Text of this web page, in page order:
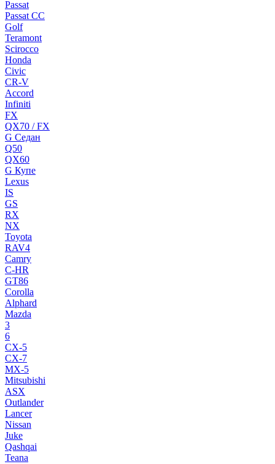
Passat
Passat CC
Golf
Teramont
Scirocco
Honda
Civic
CR-V
Accord
Infiniti
FX
QX70 / FX
G Cедан
Q50
QX60
G Купе
Lexus
IS
GS
RX
NX
Toyota
RAV4
Camry
C-HR
GT86
Corolla
Alphard
Mazda
3
6
CX-5
CX-7
MX-5
Mitsubishi
ASX
Outlander
Lancer
Nissan
Juke
Qashqai
Teana